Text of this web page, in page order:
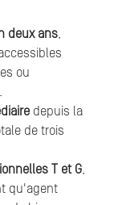
deux ans,
ou
depuis la
de trois
T et G,
qu'agent